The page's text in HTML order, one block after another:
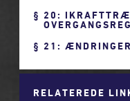
20:
21:
RELATEREDE